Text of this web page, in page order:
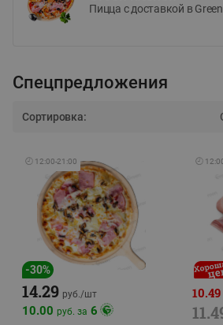
Пицца c доставкой в Green
Спецпредложения
Сортировка:
🕘 12:00-21:00
-30%
14.29 руб./шт
10.00 руб. за 6
🕘
10.49